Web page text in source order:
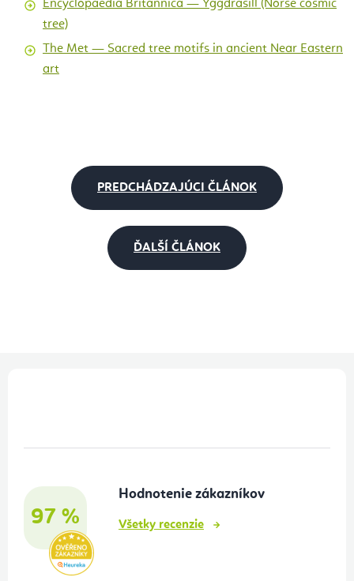
Encyclopaedia Britannica — Yggdrasill (Norse cosmic
tree)
The Met — Sacred tree motifs in ancient Near Eastern
art
PREDCHÁDZAJÚCI ČLÁNOK
ĎALŠÍ ČLÁNOK
97 %
Hodnotenie zákazníkov
Všetky recenzie